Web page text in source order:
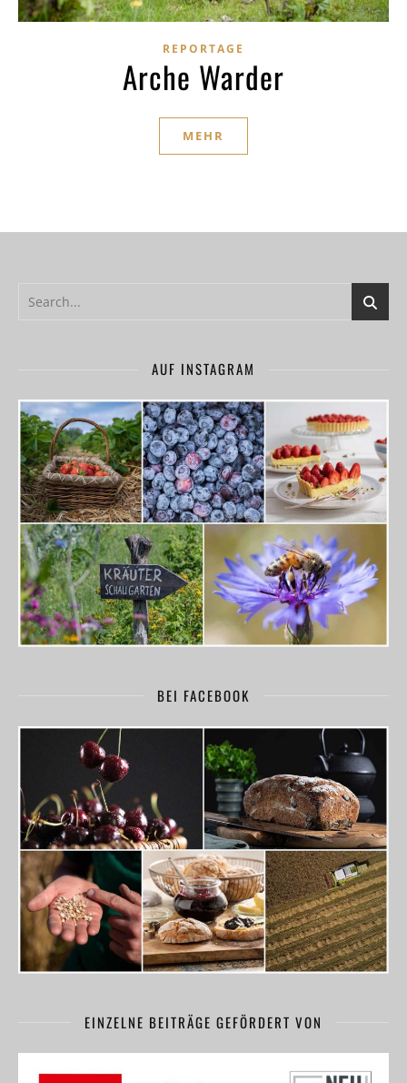
REPORTAGE
Arche Warder
MEHR
AUF INSTAGRAM
BEI FACEBOOK
EINZELNE BEITRÄGE GEFÖRDERT VON